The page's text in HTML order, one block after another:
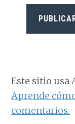
Este sitio usa
Aprende
comentarios.